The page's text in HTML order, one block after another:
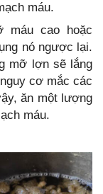
máu.
máu cao hoặc
nó ngược lại.
mỡ lợn sẽ lắng
cơ mắc các
ăn một lượng
máu.